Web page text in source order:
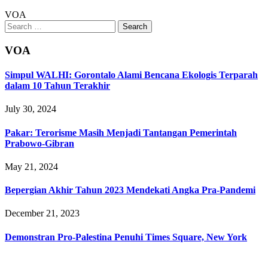
VOA
Search
for:
VOA
Simpul WALHI: Gorontalo Alami Bencana Ekologis Terparah
dalam 10 Tahun Terakhir
July 30, 2024
Pakar: Terorisme Masih Menjadi Tantangan Pemerintah
Prabowo-Gibran
May 21, 2024
Bepergian Akhir Tahun 2023 Mendekati Angka Pra-Pandemi
December 21, 2023
Demonstran Pro-Palestina Penuhi Times Square, New York